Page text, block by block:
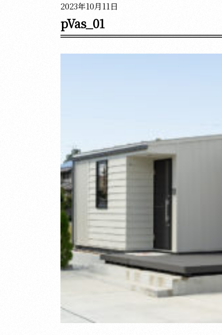
2023年10月11日
pVas_01